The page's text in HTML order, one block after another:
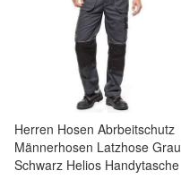
Herren Hosen Abrbeitschutz
Männerhosen Latzhose Grau
Schwarz Helios Handytasche